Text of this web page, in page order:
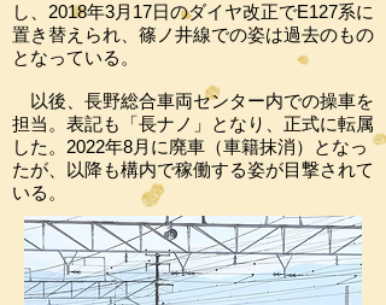
し、2018年3月17日のダイヤ改正でE127系に
置き替えられ、篠ノ井線での姿は過去のもの
となっている。
以後、長野総合車両センター内での操車を
担当。表記も「長ナノ」となり、正式に転属
した。2022年8月に廃車（車籍抹消）となっ
たが、以降も構内で稼働する姿が目撃されて
いる。